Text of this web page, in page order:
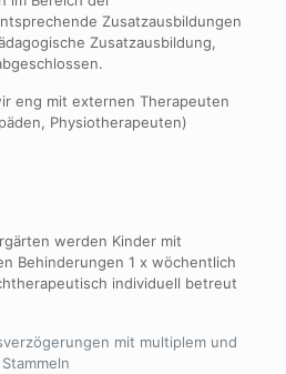
Zusatzausbildungen
Zusatzausbildung,
eng mit externen Therapeuten
Physiotherapeuten)
werden Kinder mit
Behinderungen 1 x wöchentlich
individuell betreut
mit multiplem und